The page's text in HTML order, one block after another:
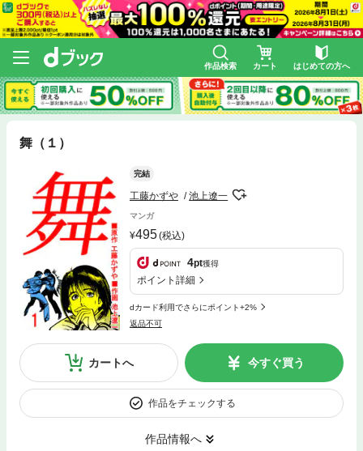
作品検索 カート はじめての方へ
舞（１）
完結
工藤かずや 池上遼一
マンガ
495(税込)
4pt獲得
ポイント詳細
dカード利用でさらにポイント+2%
返品不可
カートへ 今すぐ買う
作品をチェックする
作品情報へ